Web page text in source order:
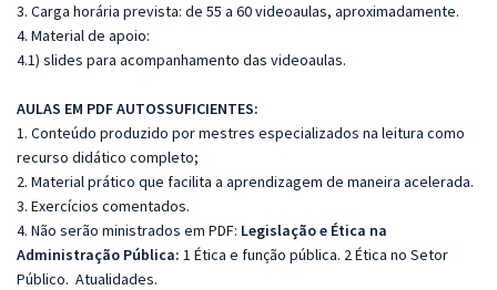
3. Carga horária prevista: de 55 a 60 videoaulas, aproximadamente.
4. Material de apoio:
4.1) slides para acompanhamento das videoaulas.
AULAS EM PDF AUTOSSUFICIENTES:
1. Conteúdo produzido por mestres especializados na leitura como
recurso didático completo;
2. Material prático que facilita a aprendizagem de maneira acelerada.
3. Exercícios comentados.
4. Não serão ministrados em PDF: Legislação e Ética na
Administração Pública: 1 Ética e função pública. 2 Ética no Setor
Público. Atualidades.